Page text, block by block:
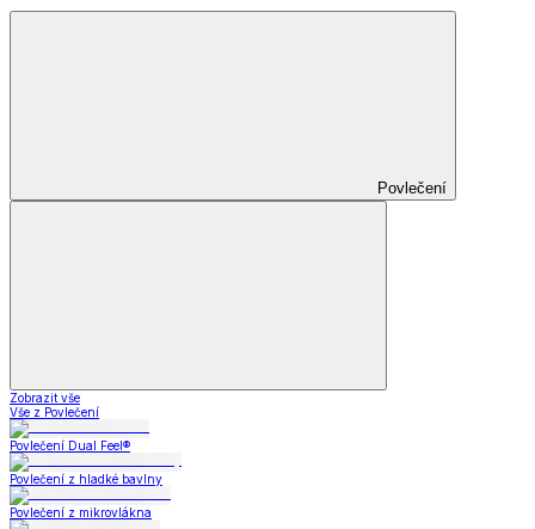
Povlečení
Zobrazit vše
Vše z Povlečení
Povlečení Dual Feel®
Povlečení z hladké bavlny
Povlečení z mikrovlákna